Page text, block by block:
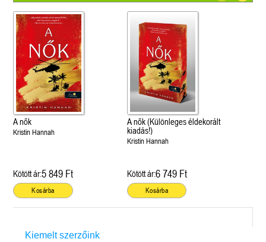
A nők
Kristin Hannah
Kötött ár:5 849 Ft
Kosárba
A nők (Különleges éldekorált
kiadás!)
Kristin Hannah
Kötött ár:6 749 Ft
Kosárba
Kiemelt szerzőink